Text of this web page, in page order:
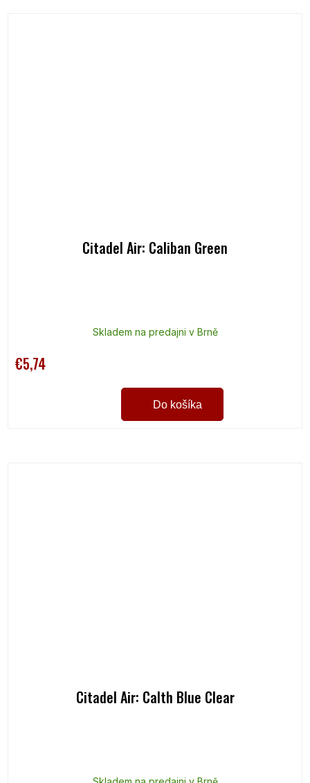
Citadel Air: Caliban Green
Skladem na predajni v Brně
€5,74
Do košíka
Citadel Air: Calth Blue Clear